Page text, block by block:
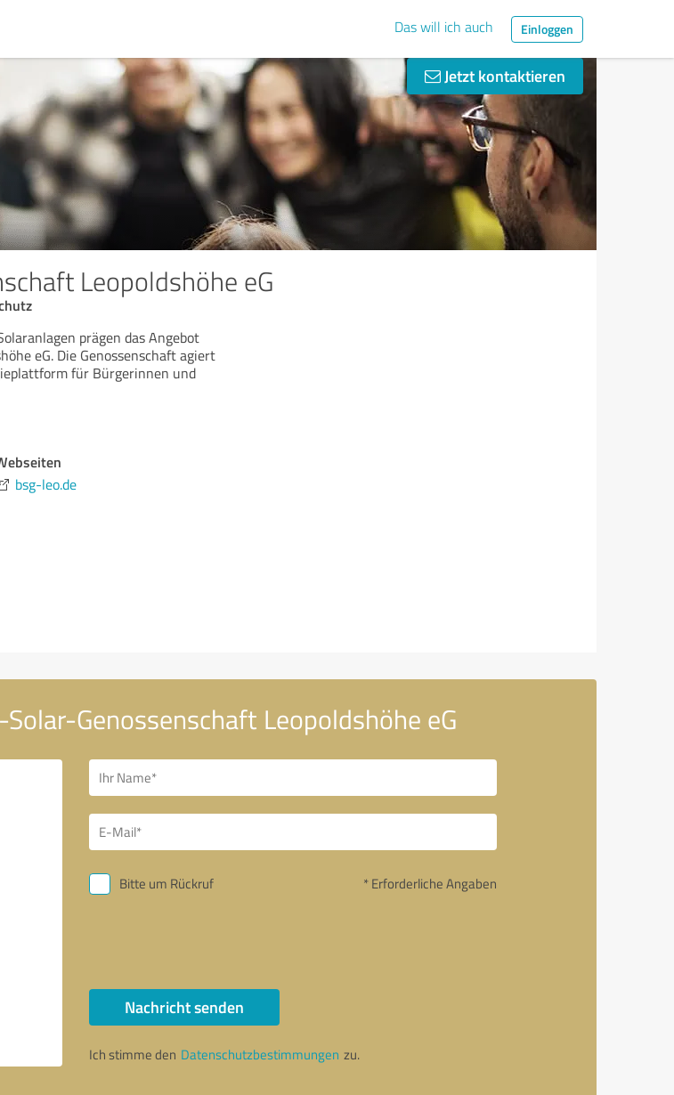
Das will ich auch Einloggen
Jetzt kontaktieren
Leopoldshöhe eG
prägen das Angebot
eG. Die Genossenschaft agiert
für Bürgerinnen und
bsg-leo.de
Genossenschaft Leopoldshöhe eG
Bitte um Rückruf * Erforderliche Angaben
Nachricht senden
Ich stimme den Datenschutzbestimmungen zu.